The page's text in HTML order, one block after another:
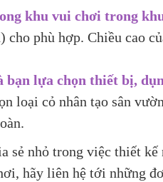
khu vui chơi trong
cho phù hợp. Chiều cao
bạn lựa chọn thiết bị,
loại cỏ nhân tạo sân
sẻ nhỏ trong việc thiết
hãy liên hệ tới những